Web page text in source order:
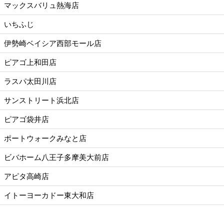
マックスバリュ熱海店
いちふじ
伊勢崎ベイシア西部モール店
ピアゴ上和田店
ラスパ太田川店
サンストリート浜北店
ピアゴ袋井店
ポートウォークみなと店
ビバホーム八王子多摩美大前店
アピタ高崎店
イトーヨーカドー東大和店